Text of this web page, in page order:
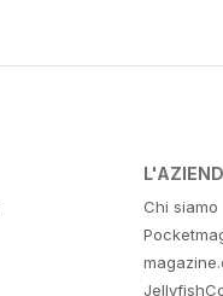
Chi siamo